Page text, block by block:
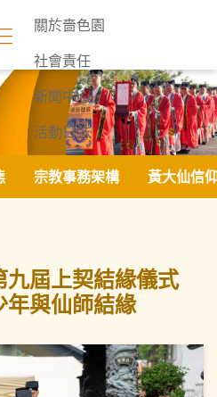
關於嗇色園
社會責任
新聞中心
活動日誌
聯絡我們
宗教事務架構 黃大仙信
屆上契結緣儀式
年與仙師結緣